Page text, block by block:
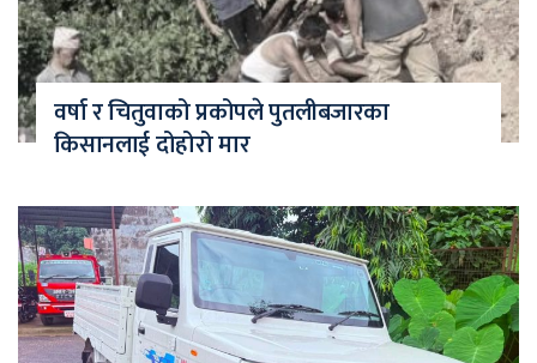
वर्षा र चितुवाको प्रकोपले पुतलीबजारका
किसानलाई दोहोरो मार